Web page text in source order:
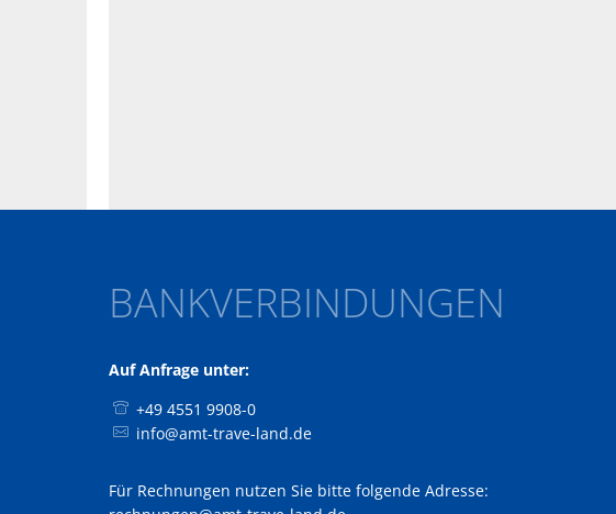
BANKVERBINDUNGEN
Auf Anfrage unter:
+49 4551 9908-0
info@amt-trave-land.de
Für Rechnungen nutzen Sie bitte folgende Adresse: